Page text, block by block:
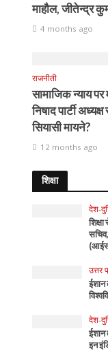
माहौल, जीतेन्द्र
4 months ago
राजनीती
सामाजिक न्याय
निषाद पार्टी
सियासी मायने?
12 months ago
शिक्षा
देश-
उत्तर
ईशान
देश-
ईशान
इन